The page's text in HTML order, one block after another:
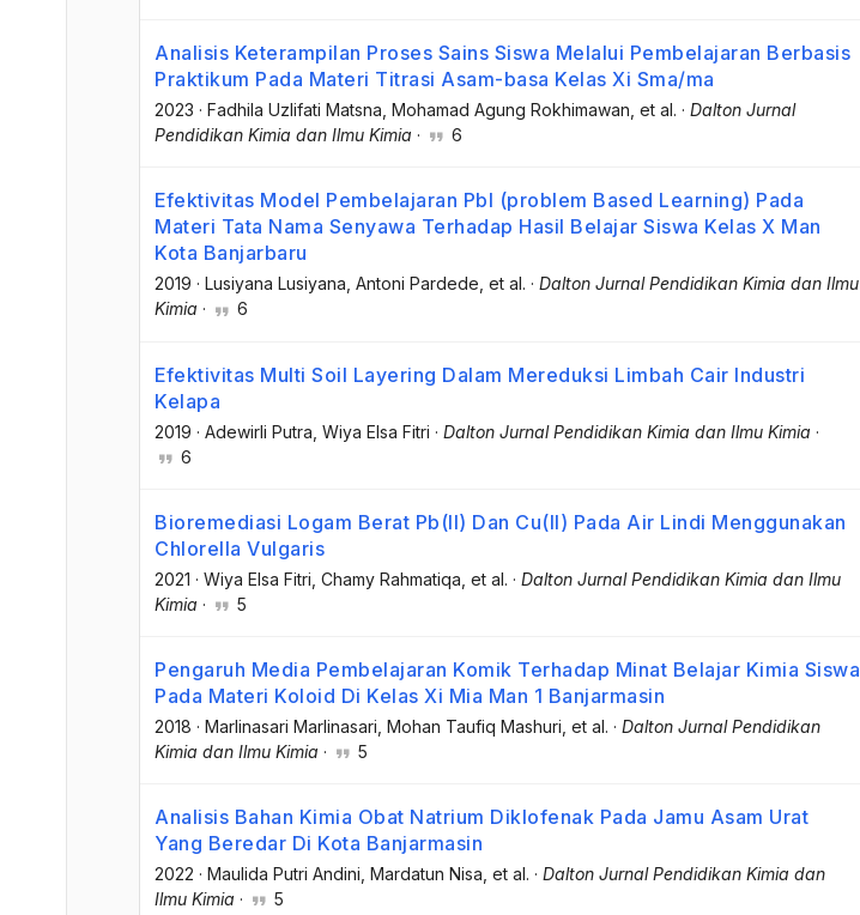
Analisis Keterampilan Proses Sains Siswa Melalui Pembelajaran Berbasis
Praktikum Pada Materi Titrasi Asam-basa Kelas Xi Sma/ma
2023 · Fadhila Uzlifati Matsna , Mohamad Agung Rokhimawan , et al. · Dalton Jurnal
Pendidikan Kimia dan Ilmu Kimia · 6
Efektivitas Model Pembelajaran Pbl (problem Based Learning) Pada
Materi Tata Nama Senyawa Terhadap Hasil Belajar Siswa Kelas X Man
Kota Banjarbaru
2019 · Lusiyana Lusiyana , Antoni Pardede , et al. · Dalton Jurnal Pendidikan Kimia dan Ilmu
Kimia · 6
Efektivitas Multi Soil Layering Dalam Mereduksi Limbah Cair Industri
Kelapa
2019 · Adewirli Putra , Wiya Elsa Fitri · Dalton Jurnal Pendidikan Kimia dan Ilmu Kimia ·
6
Bioremediasi Logam Berat Pb(II) Dan Cu(II) Pada Air Lindi Menggunakan
Chlorella Vulgaris
2021 · Wiya Elsa Fitri , Chamy Rahmatiqa , et al. · Dalton Jurnal Pendidikan Kimia dan Ilmu
Kimia · 5
Pengaruh Media Pembelajaran Komik Terhadap Minat Belajar Kimia Siswa
Pada Materi Koloid Di Kelas Xi Mia Man 1 Banjarmasin
2018 · Marlinasari Marlinasari , Mohan Taufiq Mashuri , et al. · Dalton Jurnal Pendidikan
Kimia dan Ilmu Kimia · 5
Analisis Bahan Kimia Obat Natrium Diklofenak Pada Jamu Asam Urat
Yang Beredar Di Kota Banjarmasin
2022 · Maulida Putri Andini , Mardatun Nisa , et al. · Dalton Jurnal Pendidikan Kimia dan
Ilmu Kimia · 5